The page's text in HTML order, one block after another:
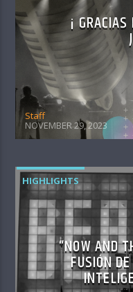
¡
Staff
NOVEMBER 29, 2023
HIGHLIGHTS
“NOW AND
FUSIÓN